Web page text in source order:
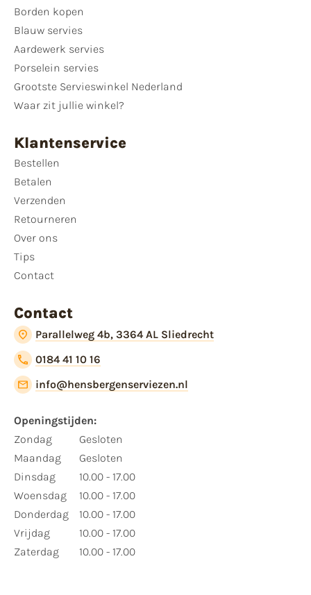
Borden kopen
Blauw servies
Aardewerk servies
Porselein servies
Grootste Servieswinkel Nederland
Waar zit jullie winkel?
Klantenservice
Bestellen
Betalen
Verzenden
Retourneren
Over ons
Tips
Contact
Contact
Parallelweg 4b, 3364 AL Sliedrecht
0184 41 10 16
info@hensbergenserviezen.nl
Openingstijden:
Zondag
Maandag
Dinsdag
Woensdag
Donderdag
Vrijdag
Zaterdag
Gesloten
Gesloten
10.00 - 17.00
10.00 - 17.00
10.00 - 17.00
10.00 - 17.00
10.00 - 17.00